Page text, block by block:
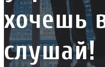
хочешь
слушай!